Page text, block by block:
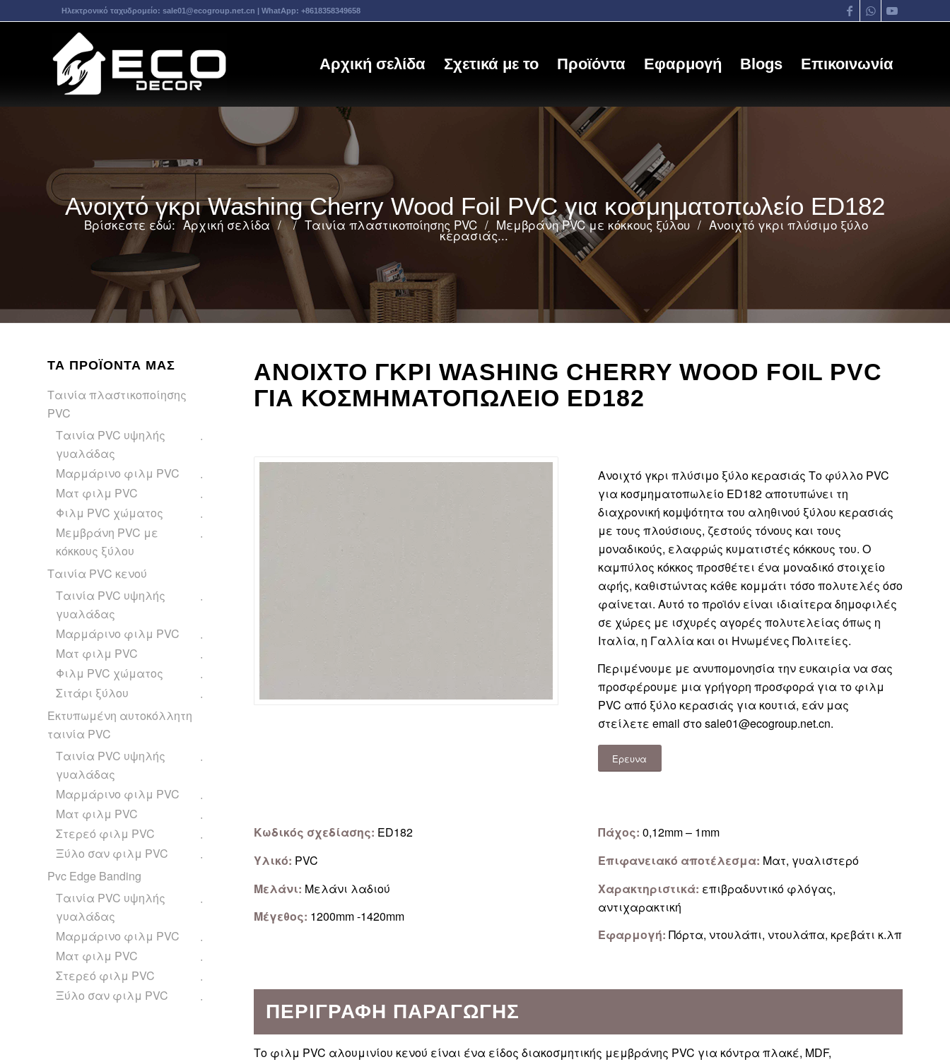
Ηλεκτρονικό ταχυδρομείο: sale01@ecogroup.net.cn | WhatApp: +8618358349658
Αρχική σελίδα Σχετικά με το Προϊόντα Εφαρμογή Blogs Επικοινωνία
Ανοιχτό γκρι Washing Cherry Wood Foil PVC για κοσμηματοπωλείο ED182
Βρίσκεστε εδώ: Αρχική σελίδα / / Ταινία πλαστικοποίησης PVC / Μεμβράνη PVC με κόκκους ξύλου / Ανοιχτό γκρι πλύσιμο ξύλο
κερασιάς...
ΑΝΟΙΧΤΌ ΓΚΡΙ WASHING CHERRY WOOD FOIL PVC
ΓΙΑ ΚΟΣΜΗΜΑΤΟΠΩΛΕΊΟ ED182
Ανοιχτό γκρι πλύσιμο ξύλο κερασιάς Το φύλλο PVC
για κοσμηματοπωλείο ED182 αποτυπώνει τη
διαχρονική κομψότητα του αληθινού ξύλου κερασιάς
με τους πλούσιους, ζεστούς τόνους και τους
μοναδικούς, ελαφρώς κυματιστές κόκκους του. Ο
καμπύλος κόκκος προσθέτει ένα μοναδικό στοιχείο
αφής, καθιστώντας κάθε κομμάτι τόσο πολυτελές όσο
φαίνεται. Αυτό το προϊόν είναι ιδιαίτερα δημοφιλές
σε χώρες με ισχυρές αγορές πολυτελείας όπως η
Ιταλία, η Γαλλία και οι Ηνωμένες Πολιτείες.
Περιμένουμε με ανυπομονησία την ευκαιρία να σας
προσφέρουμε μια γρήγορη προσφορά για το φιλμ
PVC από ξύλο κερασιάς για κουτιά, εάν μας
στείλετε email στοsale01@ecogroup.net.cn.
Ερευνα
Κωδικός σχεδίασης: ED182
Υλικό: PVC
Μελάνι: Μελάνι λαδιού
Μέγεθος: 1200mm -1420mm
Πάχος: 0,12mm – 1mm
Επιφανειακό αποτέλεσμα: Ματ, γυαλιστερό
Χαρακτηριστικά: επιβραδυντικό φλόγας,
αντιχαρακτική
Εφαρμογή: Πόρτα, ντουλάπι, ντουλάπα, κρεβάτι κ.λπ
ΠΕΡΙΓΡΑΦΉ ΠΑΡΑΓΩΓΉΣ
Το φιλμ PVC αλουμινίου κενού είναι ένα είδος διακοσμητικής μεμβράνης PVC για κόντρα πλακέ, MDF,
ΤΑ ΠΡΟΪΌΝΤΑ ΜΑΣ
Ταινία πλαστικοποίησης
PVC
Ταινία PVC υψηλής
γυαλάδας
Μαρμάρινο φιλμ PVC
Ματ φιλμ PVC
Φιλμ PVC χώματος
Μεμβράνη PVC με
κόκκους ξύλου
Ταινία PVC κενού
Ταινία PVC υψηλής
γυαλάδας
Μαρμάρινο φιλμ PVC
Ματ φιλμ PVC
Φιλμ PVC χώματος
Σιτάρι ξύλου
Εκτυπωμένη αυτοκόλλητη
ταινία PVC
Ταινία PVC υψηλής
γυαλάδας
Μαρμάρινο φιλμ PVC
Ματ φιλμ PVC
Στερεό φιλμ PVC
Ξύλο σαν φιλμ PVC
Pvc Edge Banding
Ταινία PVC υψηλής
γυαλάδας
Μαρμάρινο φιλμ PVC
Ματ φιλμ PVC
Στερεό φιλμ PVC
Ξύλο σαν φιλμ PVC